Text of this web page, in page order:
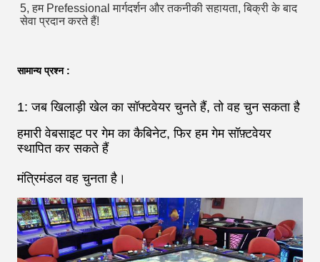
5, हम Prefessional मार्गदर्शन और तकनीकी सहायता, बिक्री के बाद
सेवा प्रदान करते हैं!
सामान्य प्रश्न :
1: जब खिलाड़ी खेल का सॉफ्टवेयर चुनते हैं, तो वह चुन सकता है
हमारी वेबसाइट पर गेम का कैबिनेट, फिर हम गेम सॉफ़्टवेयर
स्थापित कर सकते हैं
मंत्रिमंडल वह चुनता है।